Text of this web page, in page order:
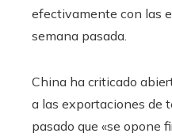
efectivamente con las
semana pasada.
China ha criticado
a las exportaciones de
pasado que «se opone